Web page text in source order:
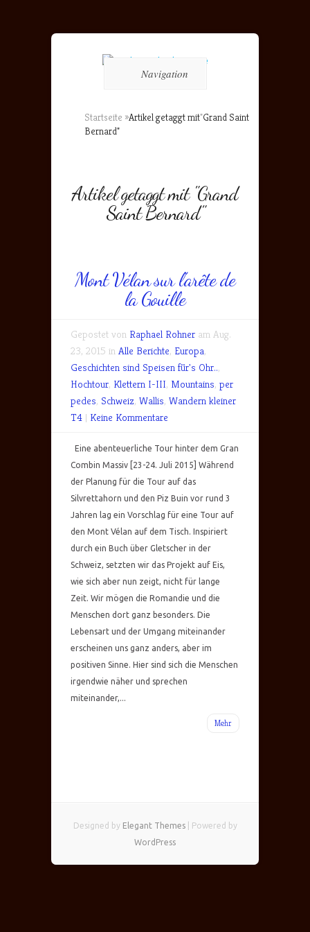
Navigation
Startseite »Artikel getaggt mit"Grand Saint
Bernard"
Artikel getaggt mit "Grand
Saint Bernard"
Mont Vélan sur l’arête de
la Gouille
Gepostet von Raphael Rohner am Aug.
23, 2015 in Alle Berichte, Europa,
Geschichten sind Speisen für's Ohr..,
Hochtour, Klettern I-III, Mountains, per
pedes, Schweiz, Wallis, Wandern kleiner
T4 | Keine Kommentare
Eine abenteuerliche Tour hinter dem Gran
Combin Massiv [23-24. Juli 2015] Während
der Planung für die Tour auf das
Silvrettahorn und den Piz Buin vor rund 3
Jahren lag ein Vorschlag für eine Tour auf
den Mont Vélan auf dem Tisch. Inspiriert
durch ein Buch über Gletscher in der
Schweiz, setzten wir das Projekt auf Eis,
wie sich aber nun zeigt, nicht für lange
Zeit. Wir mögen die Romandie und die
Menschen dort ganz besonders. Die
Lebensart und der Umgang miteinander
erscheinen uns ganz anders, aber im
positiven Sinne. Hier sind sich die Menschen
irgendwie näher und sprechen
miteinander,...
Mehr
Designed by Elegant Themes| Powered by
WordPress